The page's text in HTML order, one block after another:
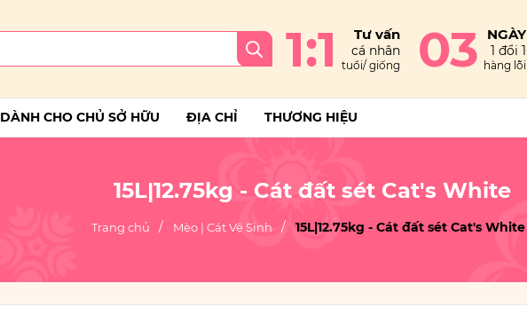
1:1 Tư vấn
cá nhân
tuổi/ giống 03 NGÀY
1 đổi 1
hàng lỗi
DÀNH CHO CHỦ SỞ HỮU ĐỊA CHỈ THƯƠNG HIỆU
15L|12.75kg - Cát đất sét Cat's White
Trang chủ Mèo | Cát Vệ Sinh 15L|12.75kg - Cát đất sét Cat's White